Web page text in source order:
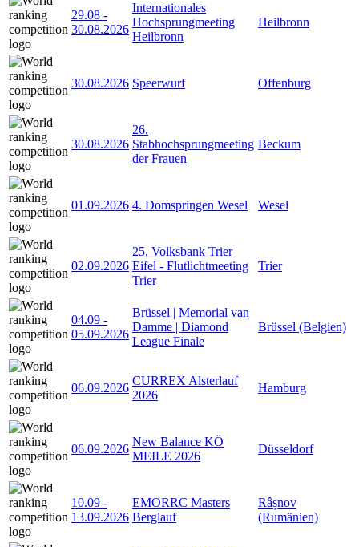
29.08 -
30.08.2026
Internationales
Hochsprungmeeting
Heilbronn
Heilbronn
30.08.2026 Speerwurf Offenburg
30.08.2026
26.
Stabhochsprungmeeting
der Frauen
Beckum
01.09.2026 4. Domspringen Wesel Wesel
02.09.2026
25. Volksbank Trier
Eifel - Flutlichtmeeting
Trier
Trier
04.09 -
05.09.2026
Brüssel | Memorial van
Damme | Diamond
League Finale
Brüssel (Belgien)
06.09.2026
CURREX Alsterlauf
2026
Hamburg
06.09.2026
New Balance KÖ
MEILE 2026
Düsseldorf
10.09 -
13.09.2026
EMORRC Masters
Berglauf
Râșnov
(Rumänien)